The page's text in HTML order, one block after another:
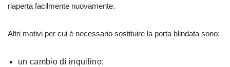
riaperta facilmente nuovamente.
Altri motivi per cui è necessario sostituire la porta blindata sono:
un cambio di inquilino;